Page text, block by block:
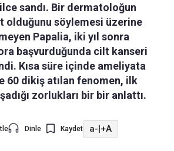
sandı. Bir dermatoloğun
olduğunu söylemesi üzerine
Papalia, iki yıl sonra
başvurduğunda cilt kanseri
Kısa süre içinde ameliyata
60 dikiş atılan fenomen, ilk
zorlukları bir bir anlattı.
Dinle Kaydet a-|+A